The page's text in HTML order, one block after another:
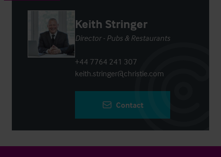
Keith Stringer
Director - Pubs & Restaurants
+44 7764 241 307
keith.stringer@christie.com
Contact